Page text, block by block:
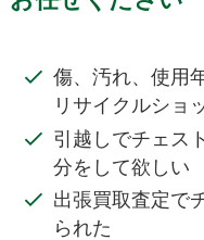
傷、汚れ、使用
リサイクルショ
引越しでチェス
分をして欲しい
出張買取査定で
られた